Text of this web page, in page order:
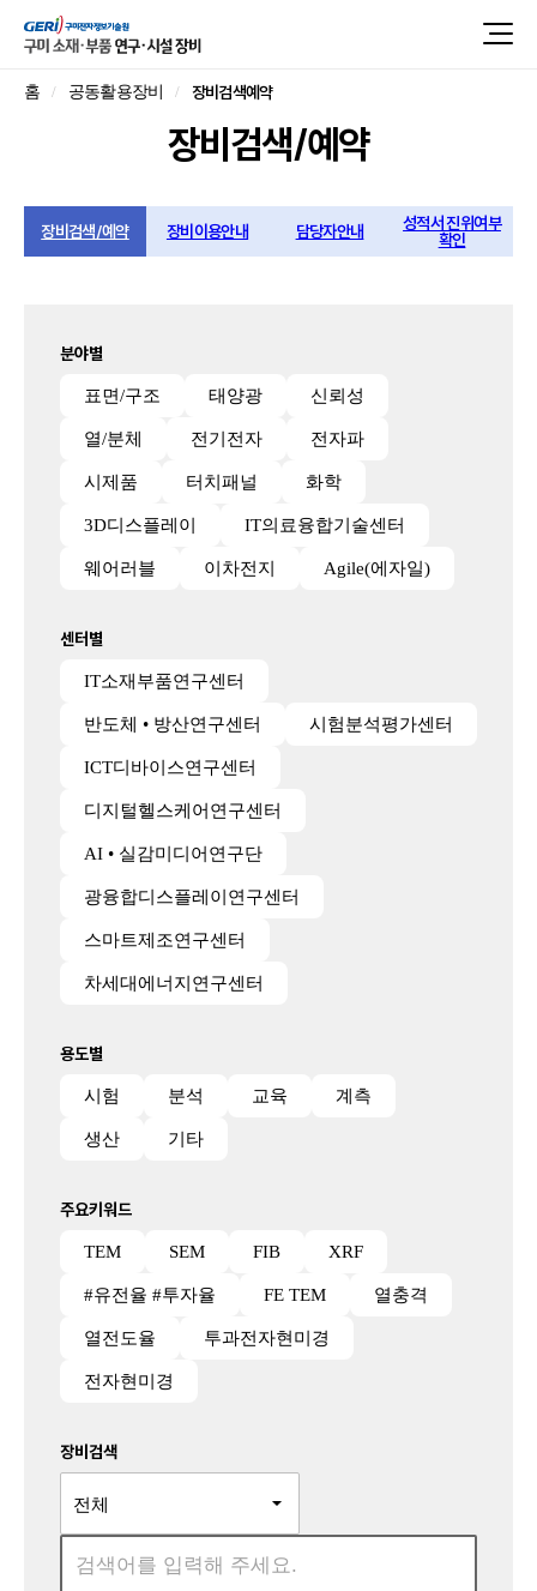
홈 공동활용장비 장비검색예약
장비검색/예약
장비검색/예약 장비이용안내 담당자안내 성적서 진위여부
확인
분야별
표면/구조 태양광 신뢰성
열/분체 전기전자 전자파
시제품 터치패널 화학
3D디스플레이 IT의료융합기술센터
웨어러블 이차전지 Agile(에자일)
센터별
IT소재부품연구센터
반도체 • 방산연구센터 시험분석평가센터
ICT디바이스연구센터
디지털헬스케어연구센터
AI • 실감미디어연구단
광융합디스플레이연구센터
스마트제조연구센터
차세대에너지연구센터
용도별
시험 분석 교육 계측
생산 기타
주요키워드
TEM SEM FIB XRF
#유전율 #투자율 FE TEM 열충격
열전도율 투과전자현미경
전자현미경
장비검색